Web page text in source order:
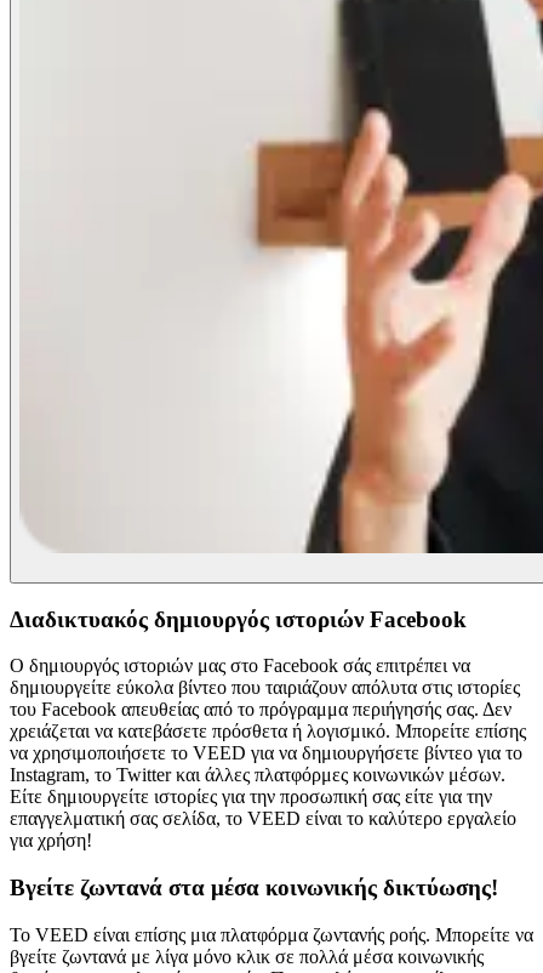
Διαδικτυακός δημιουργός ιστοριών Facebook
Ο δημιουργός ιστοριών μας στο Facebook σάς επιτρέπει να
δημιουργείτε εύκολα βίντεο που ταιριάζουν απόλυτα στις ιστορίες
του Facebook απευθείας από το πρόγραμμα περιήγησής σας. Δεν
χρειάζεται να κατεβάσετε πρόσθετα ή λογισμικό. Μπορείτε επίσης
να χρησιμοποιήσετε το VEED για να δημιουργήσετε βίντεο για το
Instagram, το Twitter και άλλες πλατφόρμες κοινωνικών μέσων.
Είτε δημιουργείτε ιστορίες για την προσωπική σας είτε για την
επαγγελματική σας σελίδα, το VEED είναι το καλύτερο εργαλείο
για χρήση!
Βγείτε ζωντανά στα μέσα κοινωνικής δικτύωσης!
Το VEED είναι επίσης μια πλατφόρμα ζωντανής ροής. Μπορείτε να
βγείτε ζωντανά με λίγα μόνο κλικ σε πολλά μέσα κοινωνικής